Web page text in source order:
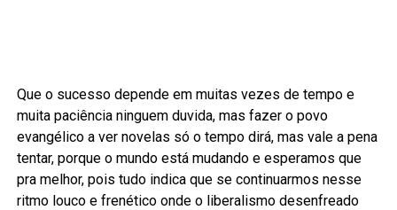
Que o sucesso depende em muitas vezes de tempo e
muita paciência ninguem duvida, mas fazer o povo
evangélico a ver novelas só o tempo dirá, mas vale a pena
tentar, porque o mundo está mudando e esperamos que
pra melhor, pois tudo indica que se continuarmos nesse
ritmo louco e frenético onde o liberalismo desenfreado